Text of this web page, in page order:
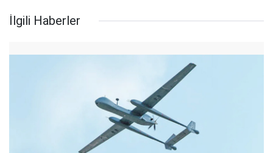
İlgili Haberler